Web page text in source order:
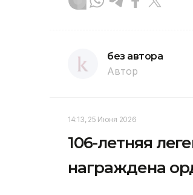
без автора
Автор
14:13, 25 Июня 2026
106-летняя
награждена